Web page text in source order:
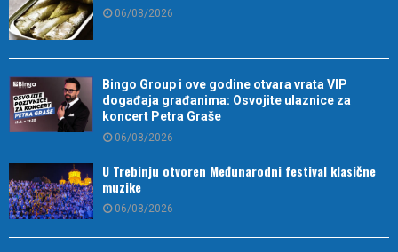
06/08/2026
Bingo Group i ove godine otvara vrata VIP
događaja građanima: Osvojite ulaznice za
koncert Petra Graše
06/08/2026
U Trebinju otvoren Međunarodni festival klasične
muzike
06/08/2026